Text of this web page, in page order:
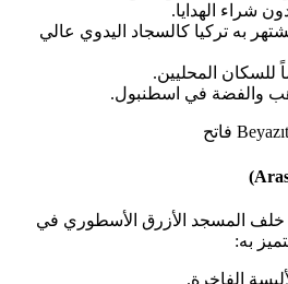
شراء الهدايا.
به تركيا كالسجاد اليدوي عالي
المحليين.
والفضة في اسطنبول.
خلف المسجد الأزرق الأسطوري في
به:
الفاخرة.